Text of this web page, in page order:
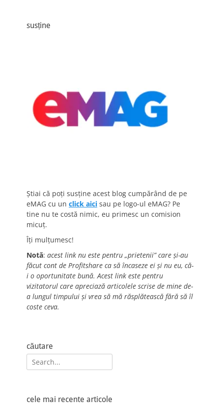
susține
Știai că poți susține acest blog cumpărând de pe
eMAG cu un click aici sau pe logo-ul eMAG? Pe
tine nu te costă nimic, eu primesc un comision
micuț.
Îți mulțumesc!
Notă: acest link nu este pentru „prietenii” care și-au
făcut cont de Profitshare ca să încaseze ei și nu eu, că-
i o oportunitate bună. Acest link este pentru
vizitatorul care apreciază articolele scrise de mine de-
a lungul timpului și vrea să mă răsplătească fără să îl
coste ceva.
căutare
Search
for:
cele mai recente articole